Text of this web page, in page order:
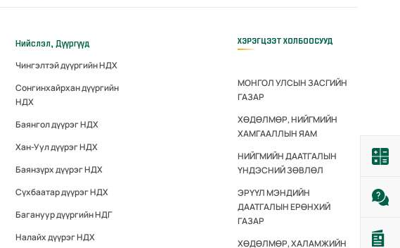
Нийслэл, Дүүргүүд
Чингэлтэй дүүргийн НДХ
Сонгинхайрхан дүүргийн
НДХ
Баянгол дүүрэг НДХ
Хан-Уул дүүрэг НДХ
Баянзүрх дүүрэг НДХ
Сүхбаатар дүүрэг НДХ
Багануур дүүргийн НДГ
Налайх дүүрэг НДХ
ХЭРЭГЦЭЭТ ХОЛБООСУУД
МОНГОЛ УЛСЫН ЗАСГИЙН
ГАЗАР
ХӨДӨЛМӨР, НИЙГМИЙН
ХАМГААЛЛЫН ЯАМ
НИЙГМИЙН ДААТГАЛЫН
ҮНДЭСНИЙ ЗӨВЛӨЛ
ЭРҮҮЛ МЭНДИЙН
ДААТГАЛЫН ЕРӨНХИЙ
ГАЗАР
ХӨДӨЛМӨР, ХАЛАМЖИЙН